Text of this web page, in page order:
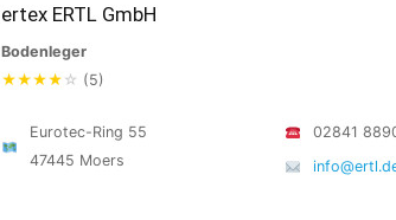
ertex ERTL GmbH
Bodenleger
★★★★ ☆ (5)
Eurotec-Ring 55
47445 Moers
02841